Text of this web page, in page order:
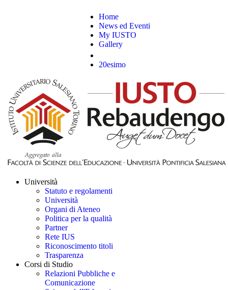
Home
News ed Eventi
My IUSTO
Gallery
20esimo
Università
Statuto e regolamenti
Università
Organi di Ateneo
Politica per la qualità
Partner
Rete IUS
Riconoscimento titoli
Trasparenza
Corsi di Studio
Relazioni Pubbliche e
Comunicazione